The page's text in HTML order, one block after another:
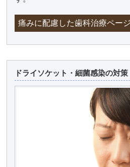
痛みに配慮した歯科治療ペー
ドライソケット・細菌感染の対策